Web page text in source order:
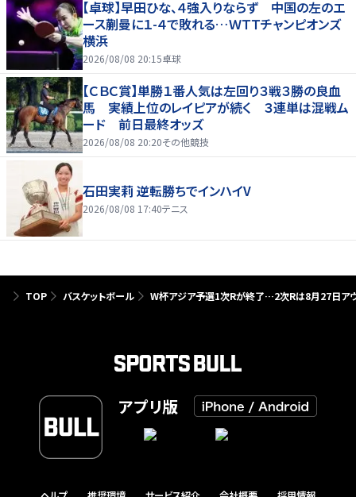
【卓球】早田ひな、４強入りならず 中国の左のエ
ース蒯曼に１-４で敗れる…ＷＴＴチャンピオンズ
横浜
2026/08/08 20:15卓球
【ＣＢＣ賞】単勝１番人気は左回り３戦３勝の良血
馬 実績上位のレイピアが続く ３連単は混戦ム
ード 前日最終オッズ
2026/08/08 20:20その他競技
石田実莉 逆転勝ちでインハイV
2026/08/08 17:40テニス
TOP バスケットボール W杯アジア予選1次Rが終了…2次Rは8月27日ア
アプリ版